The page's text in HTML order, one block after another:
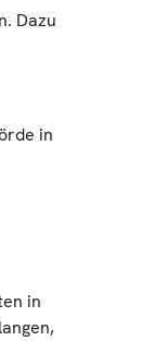
Dazu
in
in